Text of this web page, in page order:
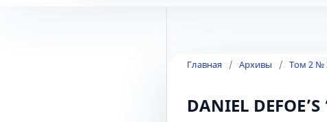
Главная / Архивы / Том 2 №
DANIEL